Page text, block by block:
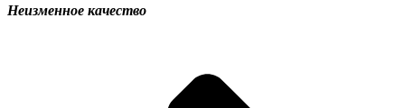
Неизменное качество